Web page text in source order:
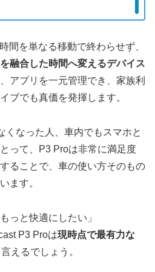
間を単なる移動で終わらせず、
融合した時間へ変えるデバイス
アプリを一元管理でき、家族利
ブでも真価を発揮します。
くなった人、車内でもスマホと
って、P3 Proは非常に満足度
ることで、車の使い方そのもの
ます。
っと快適にしたい」
P3 Proは現時点で最有力な
言えるでしょう。